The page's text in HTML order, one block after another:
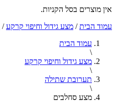
אין מוצרים בסל הקניות.
עמוד הבית/ מצע גידול וחיפוי קרקע/
עמוד הבית
\
מצע גידול וחיפוי קרקע
\
תערובת שתילה
\
מצע סחלבים